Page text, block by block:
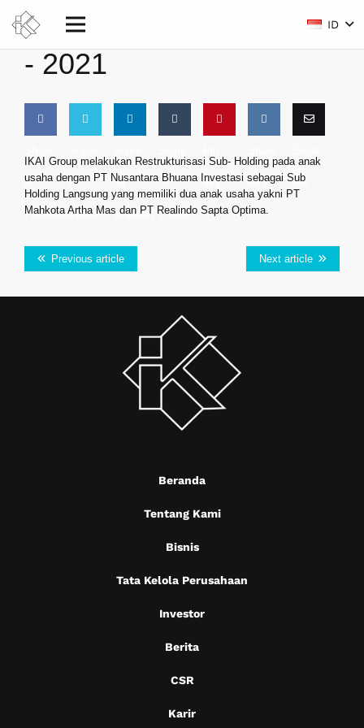
ID
- 2021
on
Facebook
on
Twitter
on
LinkedIn
on
Tumblr
this on VK this
IKAI Group melakukan Restrukturisasi Sub- Holding pada anak
usaha dengan PT Nusantara Bhuana Investasi sebagai Sub
Holding Langsung yang memiliki dua anak usaha yakni PT
Mahkota Artha Mas dan PT Realindo Sapta Optima.
Next article
Previous article
Beranda
Tentang Kami
Bisnis
Tata Kelola Perusahaan
Investor
Berita
CSR
Karir